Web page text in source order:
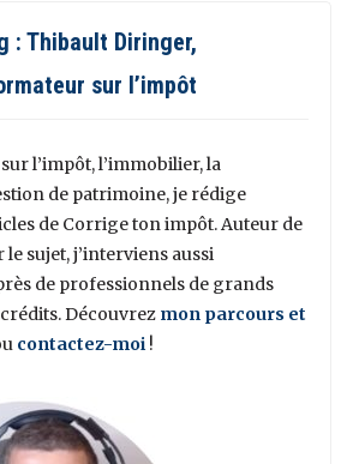
: Thibault Diringer,
sur l’impôt
l’impôt, l’immobilier, la
de patrimoine, je rédige
de Corrige ton impôt. Auteur de
sujet, j’interviens aussi
de professionnels de grands
Découvrez mon parcours et
contactez-moi !